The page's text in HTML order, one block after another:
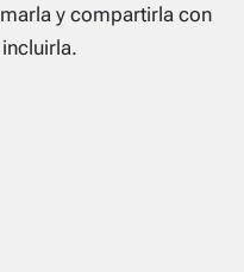
y compartirla con